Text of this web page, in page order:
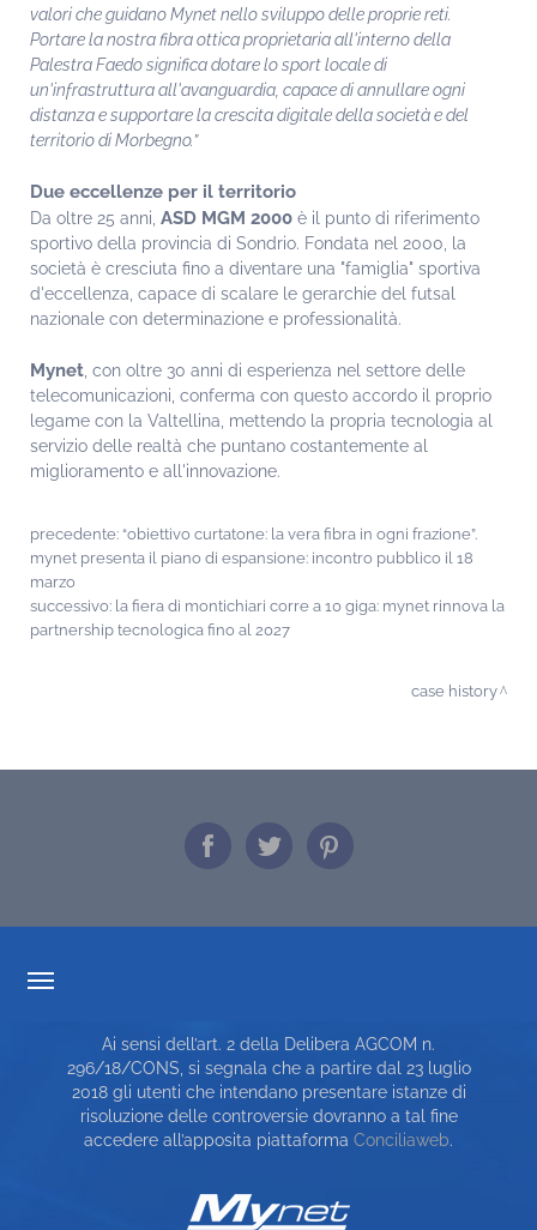
valori che guidano Mynet nello sviluppo delle proprie reti.
Portare la nostra fibra ottica proprietaria all'interno della
Palestra Faedo significa dotare lo sport locale di
un'infrastruttura all'avanguardia, capace di annullare ogni
distanza e supportare la crescita digitale della società e del
territorio di Morbegno.”
Due eccellenze per il territorio
Da oltre 25 anni, ASD MGM 2000 è il punto di riferimento
sportivo della provincia di Sondrio. Fondata nel 2000, la
società è cresciuta fino a diventare una "famiglia" sportiva
d'eccellenza, capace di scalare le gerarchie del futsal
nazionale con determinazione e professionalità.
Mynet , con oltre 30 anni di esperienza nel settore delle
telecomunicazioni, conferma con questo accordo il proprio
legame con la Valtellina, mettendo la propria tecnologia al
servizio delle realtà che puntano costantemente al
miglioramento e all'innovazione.
precedente:“obiettivo curtatone: la vera fibra in ogni frazione”.
mynet presenta il piano di espansione: incontro pubblico il 18
marzo
successivo: la fiera di montichiari corre a 10 giga: mynet rinnova la
partnership tecnologica fino al 2027
case history
CARTA DEI SERVIZI
TOP RICERCHE
SITE MAP
Ai sensi dell’art. 2 della Delibera AGCOM n.
296/18/CONS, si segnala che a partire dal 23 luglio
2018 gli utenti che intendano presentare istanze di
risoluzione delle controversie dovranno a tal fine
accedere all’apposita piattaforma Conciliaweb.